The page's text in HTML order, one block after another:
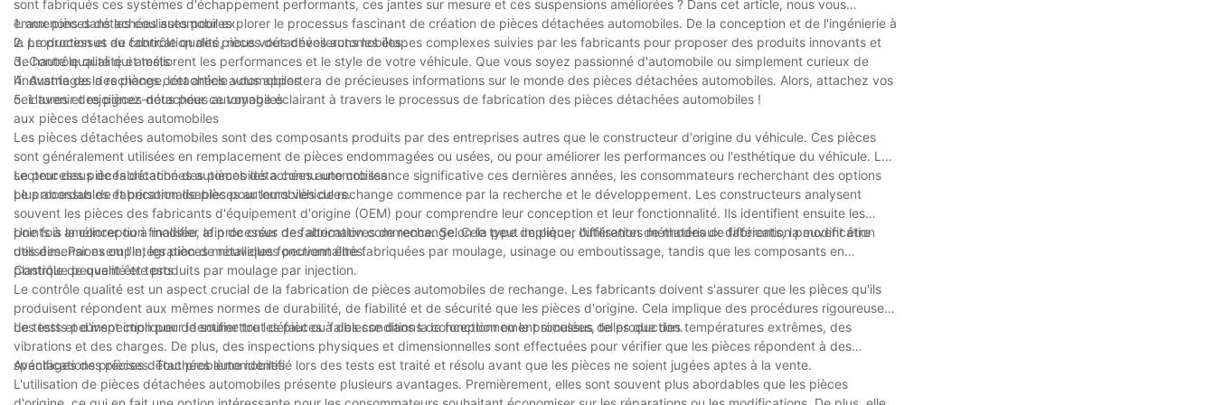
produits de qualité supérieure pour l'industrie automobile.
sont fabriqués ces systèmes d'échappement performants, ces jantes sur mesure et ces suspensions améliorées ? Dans cet article, nous vous
emmenons dans les coulisses pour explorer le processus fascinant de création de pièces détachées automobiles. De la conception et de l'ingénierie à
la production et au contrôle qualité, nous vous dévoilerons les étapes complexes suivies par les fabricants pour proposer des produits innovants et
de haute qualité qui améliorent les performances et le style de votre véhicule. Que vous soyez passionné d'automobile ou simplement curieux de
l'industrie de la rechange, cet article vous apportera de précieuses informations sur le monde des pièces détachées automobiles. Alors, attachez vos
ceintures et rejoignez-nous pour ce voyage éclairant à travers le processus de fabrication des pièces détachées automobiles !
1. aux pièces détachées automobiles
2. Le processus de fabrication des pièces détachées automobiles
3. Contrôle qualité et tests
4. Avantages des pièces détachées automobiles
5. L'avenir des pièces détachées automobiles
aux pièces détachées automobiles
Les pièces détachées automobiles sont des composants produits par des entreprises autres que le constructeur d'origine du véhicule. Ces pièces
sont généralement utilisées en remplacement de pièces endommagées ou usées, ou pour améliorer les performances ou l'esthétique du véhicule. Le
secteur des pièces détachées automobiles a connu une croissance significative ces dernières années, les consommateurs recherchant des options
plus abordables et personnalisables pour leurs véhicules.
Le processus de fabrication des pièces détachées automobiles
Le processus de fabrication de pièces automobiles de rechange commence par la recherche et le développement. Les constructeurs analysent
souvent les pièces des fabricants d'équipement d'origine (OEM) pour comprendre leur conception et leur fonctionnalité. Ils identifient ensuite les
points à améliorer ou à modifier afin de créer des alternatives de rechange. Cela peut impliquer l'utilisation de matériaux différents, la modification
des dimensions ou l'intégration de nouvelles fonctionnalités.
Une fois la conception finalisée, le processus de fabrication commence. Selon le type de pièce, différentes méthodes de fabrication peuvent être
utilisées. Par exemple, les pièces métalliques peuvent être fabriquées par moulage, usinage ou emboutissage, tandis que les composants en
plastique peuvent être produits par moulage par injection.
Contrôle de qualité et tests
Le contrôle qualité est un aspect crucial de la fabrication de pièces automobiles de rechange. Les fabricants doivent s'assurer que les pièces qu'ils
produisent répondent aux mêmes normes de durabilité, de fiabilité et de sécurité que les pièces d'origine. Cela implique des procédures rigoureuses
de tests et d'inspection pour identifier tout défaut ou faiblesse dans la conception ou le processus de production.
Les tests peuvent impliquer de soumettre les pièces à des conditions de fonctionnement simulées, telles que des températures extrêmes, des
vibrations et des charges. De plus, des inspections physiques et dimensionnelles sont effectuées pour vérifier que les pièces répondent à des
spécifications précises. Tout problème identifié lors des tests est traité et résolu avant que les pièces ne soient jugées aptes à la vente.
Avantages des pièces détachées automobiles
L'utilisation de pièces détachées automobiles présente plusieurs avantages. Premièrement, elles sont souvent plus abordables que les pièces